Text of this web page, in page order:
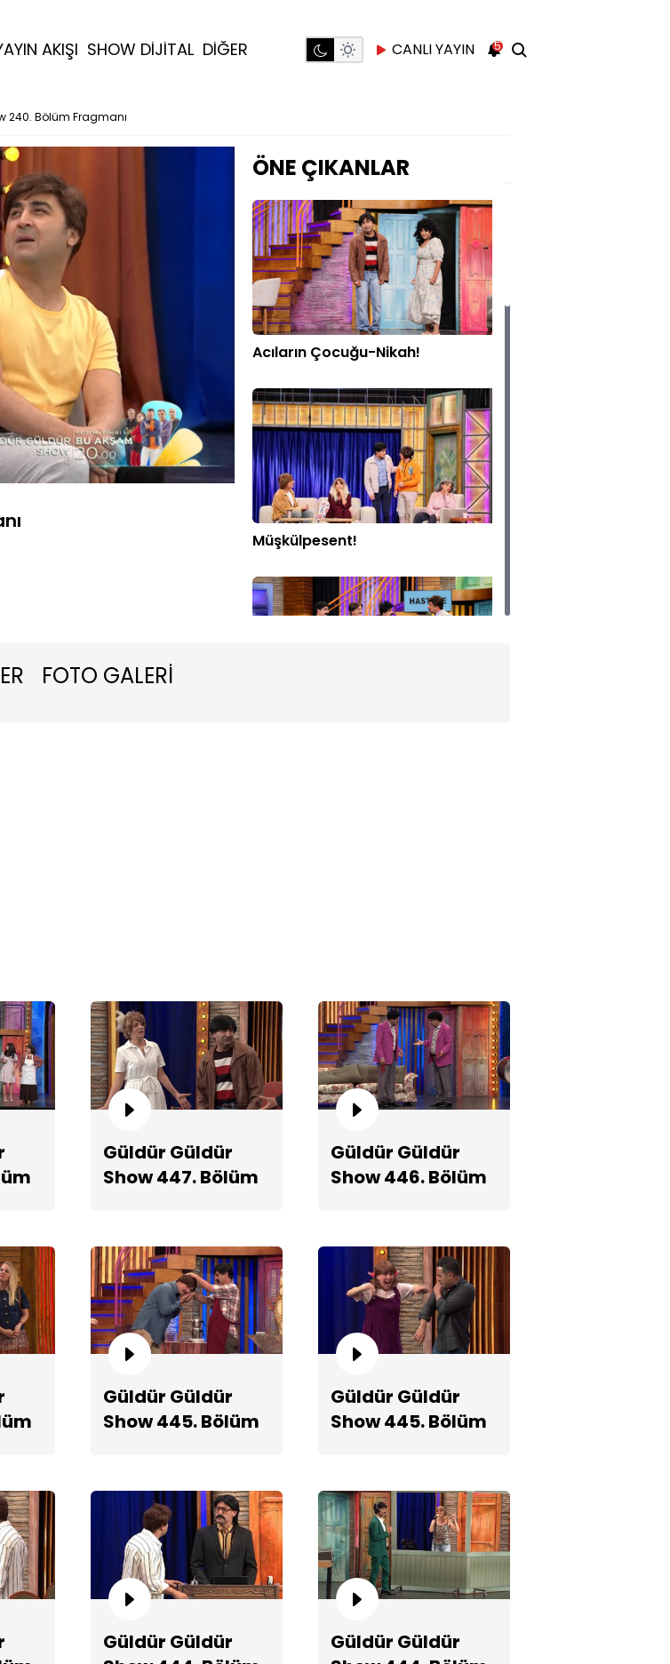
AKIŞI SHOW DİJİTAL DİĞER CANLI YAYIN 5
240. Bölüm Fragmanı
Oynatma
ÖNE ÇIKANLAR
Acıların Çocuğu-Nikah!
Müşkülpesent!
Dünya Kupası Şarkısı!
Gömen Ergenler!
FOTO GALERİ
Güldür Güldür
Show 447. Bölüm
Güldür Güldür
Show 446. Bölüm
Güldür Güldür
Show 445. Bölüm
Güldür Güldür
Show 445. Bölüm
Güldür Güldür
Güldür Güldür